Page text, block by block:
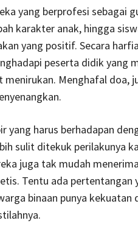
yang berprofesi sebagai
karakter anak, hingga
yang positif. Secara
peserta didik yang
menirukan. Menghafal doa,
yang harus berhadapan
sulit ditekuk perilakunya
juga tak mudah
Tentu ada pertentangan
binaan punya kekuatan